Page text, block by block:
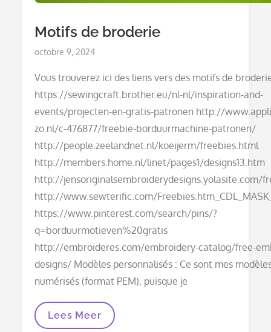
Motifs de broderie
Posted
octobre 9, 2024
Vous trouverez ici des liens vers des motifs de
https://sewingcraft.brother.eu/nl-nl/inspiration-and-
events/projecten-en-gratis-patronen http://
zo.nl/c-476877/freebie-borduurmachine-patronen/
http://people.zeelandnet.nl/koeijerm/freebies.html
http://members.home.nl/linet/pages1/designs13.htm
http://jensoriginalsembroiderydesigns.yolasite.com/
http://www.sewterific.com/
https://www.pinterest.com/search/pins/?
q=borduurmotieven%20gratis
http://embroideres.com/embroidery-catalog/free-
designs/ Modèles personnalisés : Ce sont mes
numérisés (format PEM), puisque je
Motifs
Lees Meer